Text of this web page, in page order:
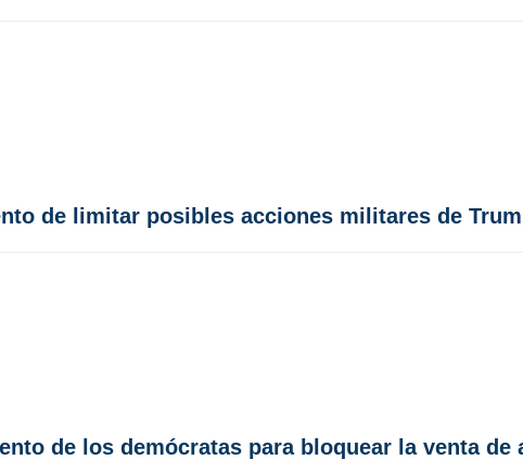
de limitar posibles acciones militares de
de los demócratas para bloquear la venta de